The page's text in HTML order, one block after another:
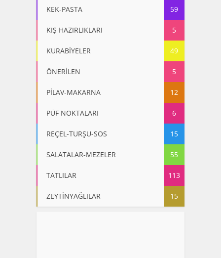
KEK-PASTA 59
KIŞ HAZIRLIKLARI 5
KURABİYELER 49
ÖNERİLEN 5
PİLAV-MAKARNA 12
PÜF NOKTALARI 6
REÇEL-TURŞU-SOS 15
SALATALAR-MEZELER 55
TATLILAR 113
ZEYTİNYAĞLILAR 15